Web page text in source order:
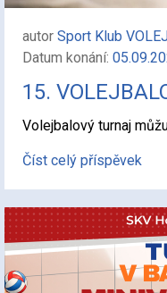
autor Sport Klub
Datum konání:
15.
Volejbalový turnaj
Číst celý příspěvek